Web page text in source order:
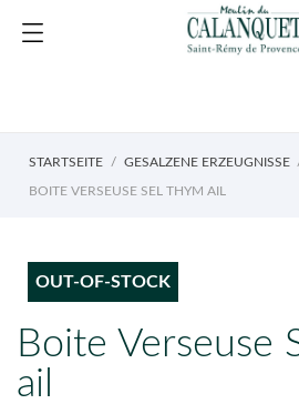
STARTSEITE GESALZENE ERZEUGNISSE
BOITE VERSEUSE SEL THYM AIL
OUT-OF-STOCK
Boite Verseuse
ail